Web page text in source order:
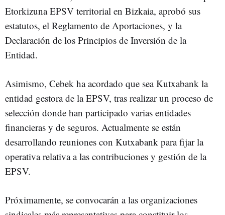
Etorkizuna EPSV territorial en Bizkaia, aprobó sus
estatutos, el Reglamento de Aportaciones, y la
Declaración de los Principios de Inversión de la
Entidad.
Asimismo, Cebek ha acordado que sea Kutxabank la
entidad gestora de la EPSV, tras realizar un proceso de
selección donde han participado varias entidades
financieras y de seguros. Actualmente se están
desarrollando reuniones con Kutxabank para fijar la
operativa relativa a las contribuciones y gestión de la
EPSV.
Próximamente, se convocarán a las organizaciones